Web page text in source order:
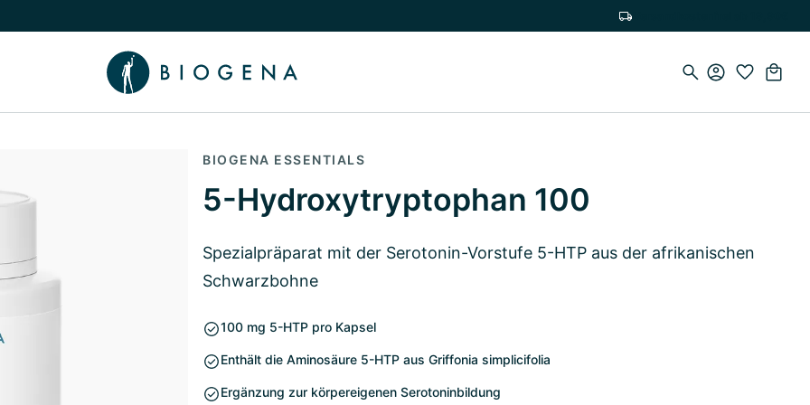
Wissen umschalten
BIOGENA ESSENTIALS
5-Hydroxytryptophan 100
Spezialpräparat mit der Serotonin-Vorstufe 5-HTP aus der afrikanischen
Schwarzbohne
100 mg 5-HTP pro Kapsel
Enthält die Aminosäure 5-HTP aus Griffonia simplicifolia
Ergänzung zur körpereigenen Serotoninbildung